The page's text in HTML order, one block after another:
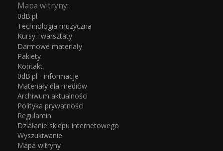
Mapa witryny:
0dB.pl
Technologia muzyczna
Kursy i warsztaty
Darmowe materiały
Pakiety
Kontakt
0dB.pl - informacje
Materiały dla mediów
Archiwum aktualności
Polityka prywatności
Regulamin
Działanie sklepu internetowego
Wyszukiwanie
Mapa witryny